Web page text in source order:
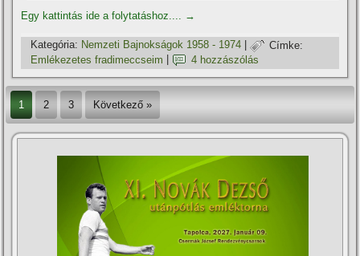
Egy kattintás ide a folytatáshoz.... →
Kategória: Nemzeti Bajnokságok 1958 - 1974 |
Címke:
Emlékezetes fradimeccseim
4 hozzászólás
1 2 3 Következő »